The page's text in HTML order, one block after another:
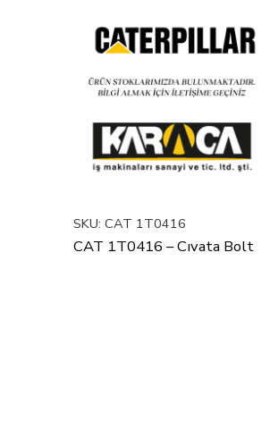
SKU: CAT 1T0416
CAT 1T0416 – Cıvata Bolt